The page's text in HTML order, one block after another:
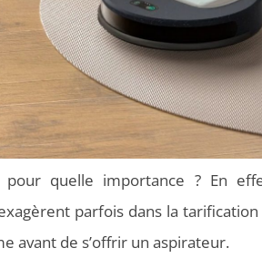
pour quelle importance ? En
parfois dans la
avant de s’offrir un aspirateur.